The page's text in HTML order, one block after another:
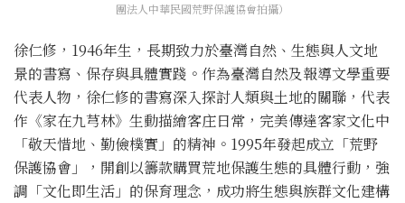
團法人中華民國荒野保護協會拍攝）
徐仁修，1946年生，長期致力於臺灣自然、生態與人文地
景的書寫、保存與具體實踐。作為臺灣自然及報導文學重要
代表人物，徐仁修的書寫深入探討人類與土地的關聯，代表
作《家在九芎林》生動描繪客庄日常，完美傳達客家文化中
「敬天惜地、勤儉樸實」的精神。1995年發起成立「荒野
保護協會」，開創以籌款購買荒地保護生態的具體行動，強
調「文化即生活」的保育理念，成功將生態與族群文化建構